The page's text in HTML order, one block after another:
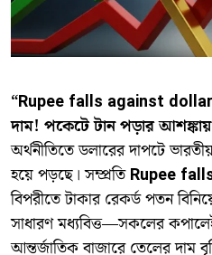
“Rupee falls against
দাম! পকেটে টান পড়ার
অর্থনীতিতে ডলারের দাপটে
হয়ে পড়ছে। সম্প্রতিRupee
বিপরীতে টাকার রেকর্ড পতন
সাধারণ মধ্যবিত্ত—সকলের
আন্তর্জাতিক বাজারে তেলের দাম